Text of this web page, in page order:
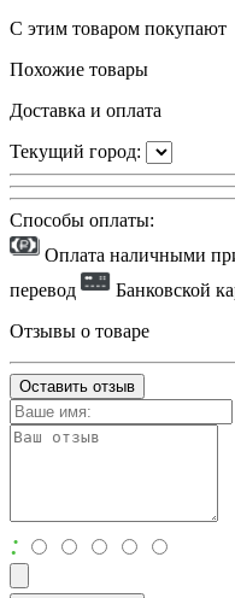
С этим товаром покупают
Похожие товары
Доставка и оплата
Текущий город:
Способы оплаты:
Оплата наличными
перевод
Банковской
Отзывы о товаре
Оставить отзыв
: